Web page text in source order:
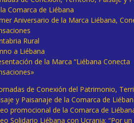
Comarca de Liébana
Aniversario de la Marca Liébana,
Rural
a Liébana
de la Marca “Liébana Conecta
de Conexión del Patrimonio,
y Paisanaje de la Comarca de
promocional de la Comarca de
Solidario Liébana con Ucrania: “Por